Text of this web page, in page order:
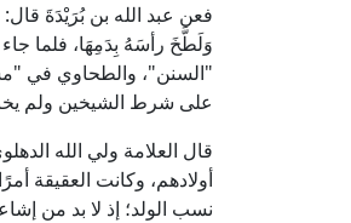
فعن عبد الله بن بُرَيْدَةَ
وَلَطَّخَ رأسَهُ بِدَمِهَا، فلما
"السنن"، والطحاوي في
على شرط الشيخين ولم
أولادهم، وكانت العقيقة
نسب الولد؛ إذ لا بد من